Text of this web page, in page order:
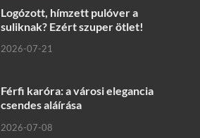
Logózott, hímzett pulóver a
suliknak? Ezért szuper ötlet!
2026-07-21
Férfi karóra: a városi elegancia
csendes aláírása
2026-07-08